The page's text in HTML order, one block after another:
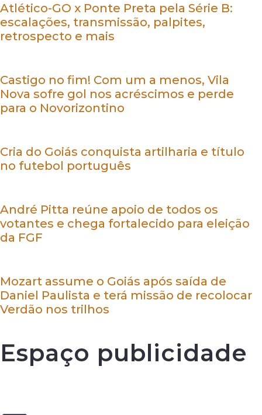
Atlético-GO x Ponte Preta pela Série B:
escalações, transmissão, palpites,
retrospecto e mais
Castigo no fim! Com um a menos, Vila
Nova sofre gol nos acréscimos e perde
para o Novorizontino
Cria do Goiás conquista artilharia e título
no futebol português
André Pitta reúne apoio de todos os
votantes e chega fortalecido para eleição
da FGF
Mozart assume o Goiás após saída de
Daniel Paulista e terá missão de recolocar
Verdão nos trilhos
Espaço publicidade